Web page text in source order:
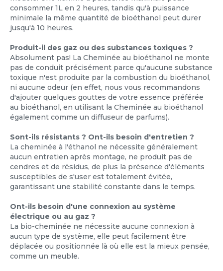
consommer 1L en 2 heures, tandis qu'à puissance
minimale la même quantité de bioéthanol peut durer
jusqu'à 10 heures.
Produit-il des gaz ou des substances toxiques ?
Absolument pas! La Cheminée au bioéthanol ne monte
pas de conduit précisément parce qu'aucune substance
toxique n'est produite par la combustion du bioéthanol,
ni aucune odeur (en effet, nous vous recommandons
d'ajouter quelques gouttes de votre essence préférée
au bioéthanol, en utilisant la Cheminée au bioéthanol
également comme un diffuseur de parfums).
Sont-ils résistants ? Ont-ils besoin d'entretien ?
La cheminée à l'éthanol ne nécessite généralement
aucun entretien après montage, ne produit pas de
cendres et de résidus, de plus la présence d'éléments
susceptibles de s'user est totalement évitée,
garantissant une stabilité constante dans le temps.
Ont-ils besoin d'une connexion au système
électrique ou au gaz ?
La bio-cheminée ne nécessite aucune connexion à
aucun type de système, elle peut facilement être
déplacée ou positionnée là où elle est la mieux pensée,
comme un meuble.